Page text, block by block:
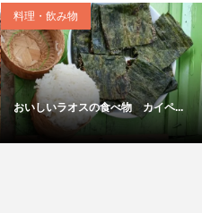
料理・飲み物
おいしいラオスの食べ物 カイペ...